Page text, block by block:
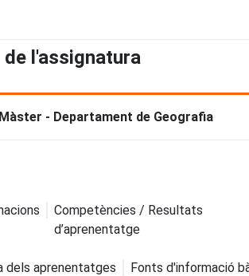
de l'assignatura
- Departament de Geografia
Competències / Resultats
d’aprenentatge
dels aprenentatges Fonts d'informació